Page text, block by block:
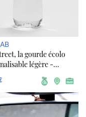
la gourde écolo
légère -
couleurs